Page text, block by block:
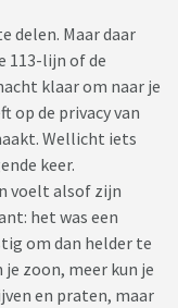
delen. Maar daar
113-lijn of de
klaar om naar je
op de privacy van
Wellicht iets
keer.
voelt alsof zijn
het was een
om dan helder te
je zoon, meer kun je
en praten, maar